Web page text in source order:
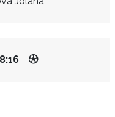
8:16